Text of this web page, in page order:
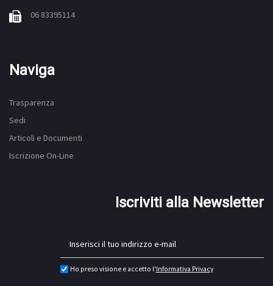
06 83395114
Naviga
Trasparenza
Sedi
Articoli e Documenti
Iscrizione On-Line
Iscriviti alla Newsletter
Ho preso visione e accetto l'Informativa Privacy